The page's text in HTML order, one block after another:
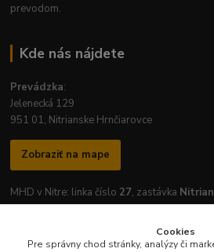
prevodom.
Kde nás nájdete
Prevádzka:
Jelenecká 129
951 01, Nitrianske Hrnčiarovce
Zobraziť na mape
MHD v Nitre: linka číslo 27, zastávka
Cookies
Pre správny chod stránky, analýzy či